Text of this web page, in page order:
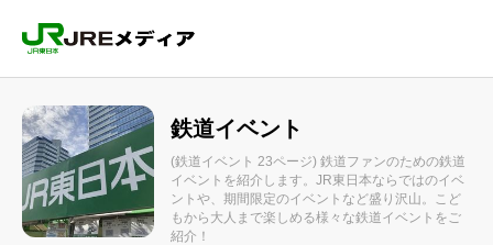
鉄道イベント
(鉄道イベント 23ページ) 鉄道ファンのための鉄道
イベントを紹介します。JR東日本ならではのイベ
ントや、期間限定のイベントなど盛り沢山。こど
もから大人まで楽しめる様々な鉄道イベントをご
紹介！